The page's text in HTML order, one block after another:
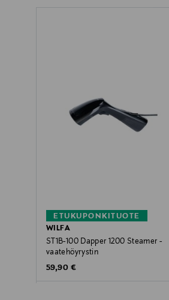
ETUKUPONKITUOTE
WILFA
ST1B-100 Dapper 1200 Steamer -
vaatehöyrystin
Original Price
59,90 €